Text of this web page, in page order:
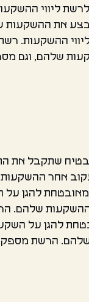
ליווי
את ההשקעות
ההשקעות.
שלהם, וגם
שתקבל
אחר
מאובטחת
שלהם.
להגן על
הרשת